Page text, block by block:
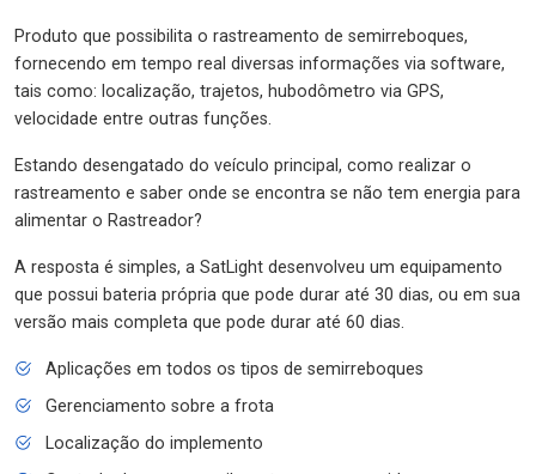
Produto que possibilita o rastreamento de semirreboques,
fornecendo em tempo real diversas informações via software,
tais como: localização, trajetos, hubodômetro via GPS,
velocidade entre outras funções.
Estando desengatado do veículo principal, como realizar o
rastreamento e saber onde se encontra se não tem energia para
alimentar o Rastreador?
A resposta é simples, a SatLight desenvolveu um equipamento
que possui bateria própria que pode durar até 30 dias, ou em sua
versão mais completa que pode durar até 60 dias.
Aplicações em todos os tipos de semirreboques
Gerenciamento sobre a frota
Localização do implemento